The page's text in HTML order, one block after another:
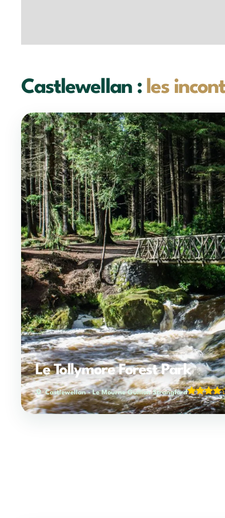
Castlewellan : les
Le Tollymore Forest Park
Castlewellan-Le Mourne Gullion Strangford